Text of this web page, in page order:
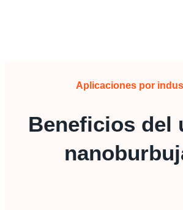
Aplicaciones por
Beneficios del